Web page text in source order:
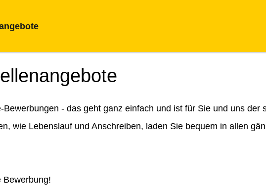
Bewerbungen - das geht ganz einfach und ist für Sie und uns der
wie Lebenslauf und Anschreiben, laden Sie bequem in allen
Bewerbung!